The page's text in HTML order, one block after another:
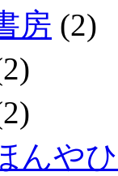
房 (2)
んや